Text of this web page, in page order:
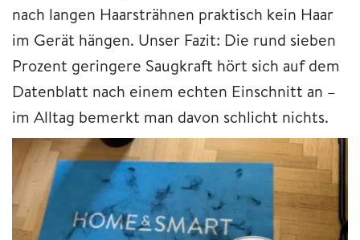
nach langen Haarsträhnen praktisch kein Haar
im Gerät hängen. Unser Fazit: Die rund sieben
Prozent geringere Saugkraft hört sich auf dem
Datenblatt nach einem echten Einschnitt an –
im Alltag bemerkt man davon schlicht nichts.